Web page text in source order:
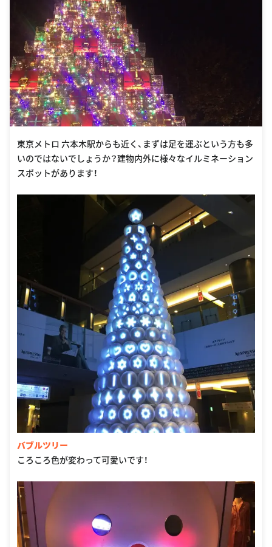
東京メトロ 六本木駅からも近く、まずは足を運ぶという方も多
いのではないでしょうか？建物内外に様々なイルミネーション
スポットがあります！
バブルツリー
ころころ色が変わって可愛いです！